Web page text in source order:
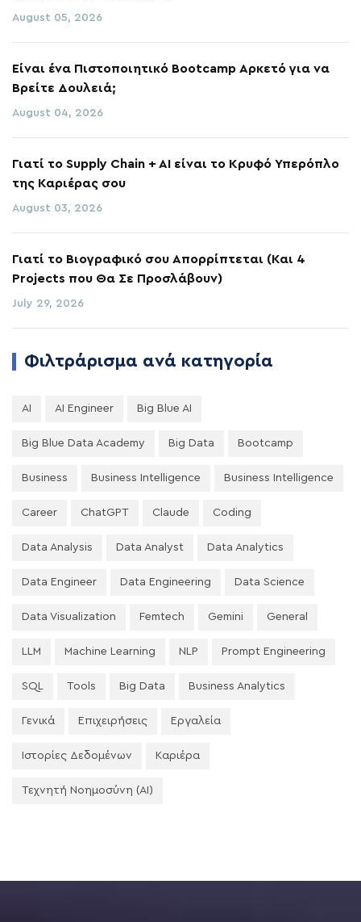
August 05, 2026
Είναι ένα Πιστοποιητικό Bootcamp Αρκετό για να
Βρείτε Δουλειά;
August 04, 2026
Γιατί το Supply Chain + AI είναι το Κρυφό Υπερόπλο
της Καριέρας σου
August 03, 2026
Γιατί το Βιογραφικό σου Απορρίπτεται (Και 4
Projects που Θα Σε Προσλάβουν)
July 29, 2026
Φιλτράρισμα ανά κατηγορία
AI AI Engineer Big Blue AI
Big Blue Data Academy Big Data Bootcamp
Business Business Intelligence Business Intelligence
Career ChatGPT Claude Coding
Data Analysis Data Analyst Data Analytics
Data Engineer Data Engineering Data Science
Data Visualization Femtech Gemini General
LLM Machine Learning NLP Prompt Engineering
SQL Tools Big Data Business Analytics
Γενικά Επιχειρήσεις Εργαλεία
Ιστορίες Δεδομένων Καριέρα
Τεχνητή Νοημοσύνη (AI)